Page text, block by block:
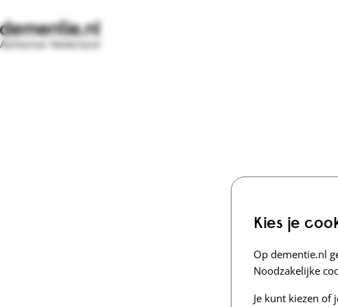
Kies je
Op dementie.nl
Noodzakelijke
Je kunt kiezen of
Alzheimer Nederland